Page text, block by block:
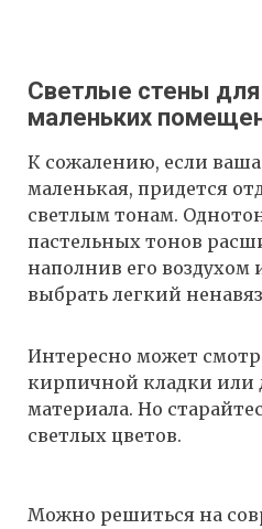
Светлые стены
маленьких
К сожалению, если
маленькая, придется
светлым тонам.
пастельных тонов
наполнив его
выбрать легкий
Интересно может
кирпичной кладки или
материала. Но
светлых цветов.
Можно решиться на